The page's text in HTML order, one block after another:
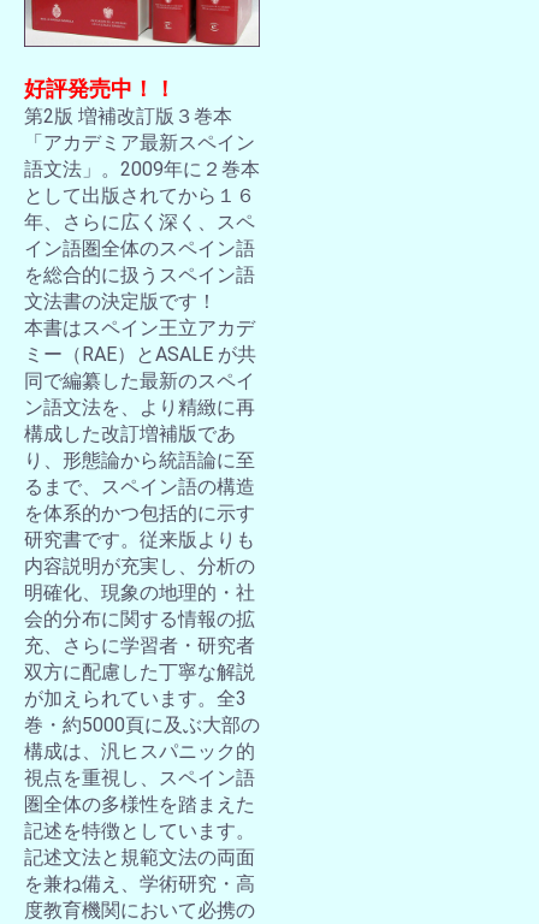
好評発売中！！
第2版 増補改訂版３巻本
「アカデミア最新スペイン
語文法」。2009年に２巻本
として出版されてから１６
年、さらに広く深く、スペ
イン語圏全体のスペイン語
を総合的に扱うスペイン語
文法書の決定版です！
本書はスペイン王立アカデ
ミー（RAE）とASALE が共
同で編纂した最新のスペイ
ン語文法を、より精緻に再
構成した改訂増補版であ
り、形態論から統語論に至
るまで、スペイン語の構造
を体系的かつ包括的に示す
研究書です。従来版よりも
内容説明が充実し、分析の
明確化、現象の地理的・社
会的分布に関する情報の拡
充、さらに学習者・研究者
双方に配慮した丁寧な解説
が加えられています。全3
巻・約5000頁に及ぶ大部の
構成は、汎ヒスパニック的
視点を重視し、スペイン語
圏全体の多様性を踏まえた
記述を特徴としています。
記述文法と規範文法の両面
を兼ね備え、学術研究・高
度教育機関において必携の